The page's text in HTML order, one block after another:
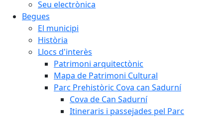
Seu electrònica
Begues
El municipi
Història
Llocs d'interès
Patrimoni arquitectònic
Mapa de Patrimoni Cultural
Parc Prehistòric Cova can Sadurní
Cova de Can Sadurní
Itineraris i passejades pel Parc